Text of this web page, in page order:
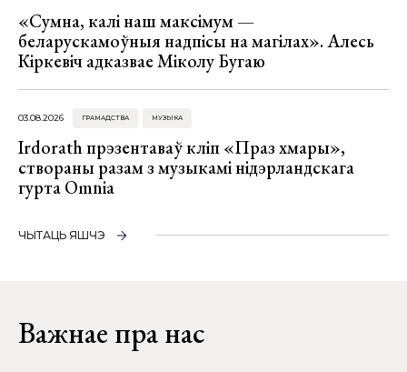
«Сумна, калі наш максімум —
беларускамоўныя надпісы на магілах». Алесь
Кіркевіч адказвае Міколу Бугаю
03.08.2026 ГРАМАДСТВА МУЗЫКА
Irdorath прэзентаваў кліп «Праз хмары»,
створаны разам з музыкамі нідэрландскага
гурта Omnia
ЧЫТАЦЬ ЯШЧЭ
Важнае пра нас